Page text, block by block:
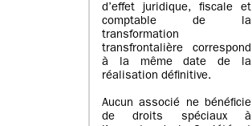
d’effet juridique, fiscale et
comptable de la
transformation
transfrontalière correspond
à la même date de la
réalisation définitive.
Aucun associé ne bénéficie
de droits spéciaux à